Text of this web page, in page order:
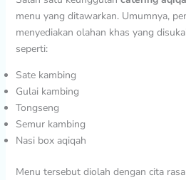
menu yang ditawarkan. Umumnya,
menyediakan olahan khas yang
seperti:
Sate kambing
Gulai kambing
Tongseng
Semur kambing
Nasi box aqiqah
Menu tersebut diolah dengan cita